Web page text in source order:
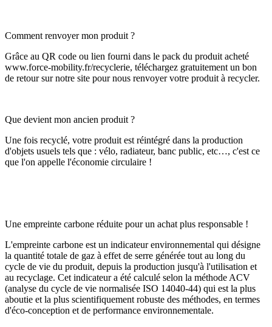
Comment renvoyer mon produit ?
Grâce au QR code ou lien fourni dans le pack du produit acheté
www.force-mobility.fr/recyclerie, téléchargez gratuitement un bon
de retour sur notre site pour nous renvoyer votre produit à recycler.
Que devient mon ancien produit ?
Une fois recyclé, votre produit est réintégré dans la production
d'objets usuels tels que : vélo, radiateur, banc public, etc…, c'est ce
que l'on appelle l'économie circulaire !
Une empreinte carbone réduite pour un achat plus responsable !
L'empreinte carbone est un indicateur environnemental qui désigne
la quantité totale de gaz à effet de serre générée tout au long du
cycle de vie du produit, depuis la production jusqu'à l'utilisation et
au recyclage. Cet indicateur a été calculé selon la méthode ACV
(analyse du cycle de vie normalisée ISO 14040-44) qui est la plus
aboutie et la plus scientifiquement robuste des méthodes, en termes
d'éco-conception et de performance environnementale.